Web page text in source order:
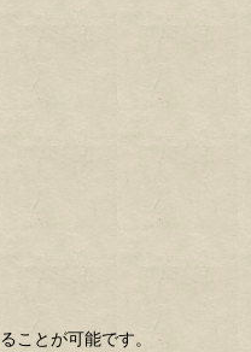
ことが可能です。